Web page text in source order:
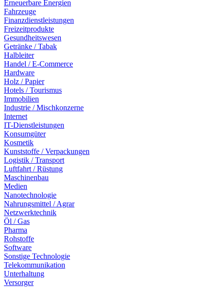
Erneuerbare Energien
Fahrzeuge
Finanzdienstleistungen
Freizeitprodukte
Gesundheitswesen
Getränke / Tabak
Halbleiter
Handel / E-Commerce
Hardware
Holz / Papier
Hotels / Tourismus
Immobilien
Industrie / Mischkonzerne
Internet
IT-Dienstleistungen
Konsumgüter
Kosmetik
Kunststoffe / Verpackungen
Logistik / Transport
Luftfahrt / Rüstung
Maschinenbau
Medien
Nanotechnologie
Nahrungsmittel / Agrar
Netzwerktechnik
Öl / Gas
Pharma
Rohstoffe
Software
Sonstige Technologie
Telekommunikation
Unterhaltung
Versorger